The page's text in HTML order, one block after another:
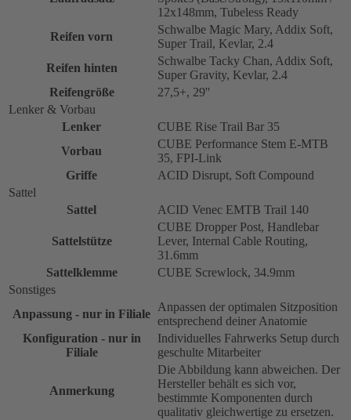
12x148mm, Tubeless Ready
Reifen vorn
Schwalbe Magic Mary, Addix Soft,
Super Trail, Kevlar, 2.4
Reifen hinten
Schwalbe Tacky Chan, Addix Soft,
Super Gravity, Kevlar, 2.4
Reifengröße
27,5+, 29''
Lenker & Vorbau
Lenker
CUBE Rise Trail Bar 35
Vorbau
CUBE Performance Stem E-MTB
35, FPI-Link
Griffe
ACID Disrupt, Soft Compound
Sattel
Sattel
ACID Venec EMTB Trail 140
Sattelstütze
CUBE Dropper Post, Handlebar
Lever, Internal Cable Routing,
31.6mm
Sattelklemme
CUBE Screwlock, 34.9mm
Sonstiges
Anpassung - nur in Filiale
Anpassen der optimalen Sitzposition
entsprechend deiner Anatomie
Konfiguration - nur in
Filiale
Individuelles Fahrwerks Setup durch
geschulte Mitarbeiter
Anmerkung
Die Abbildung kann abweichen. Der
Hersteller behält es sich vor,
bestimmte Komponenten durch
qualitativ gleichwertige zu ersetzen.